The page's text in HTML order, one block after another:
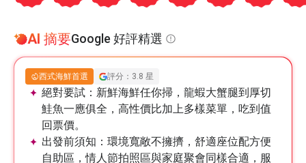
AI 摘要Google 好評精選
西式海鮮首選 評分：3.8 星
絕對要試： 新鮮海鮮任你掃，龍蝦大蟹腿到厚切
鮭魚一應俱全，高性價比加上多樣菜單，吃到值
回票價。
出發前須知： 環境寬敞不擁擠，舒適座位配方便
自助區，情人節拍照區與家庭聚會同樣合適，服